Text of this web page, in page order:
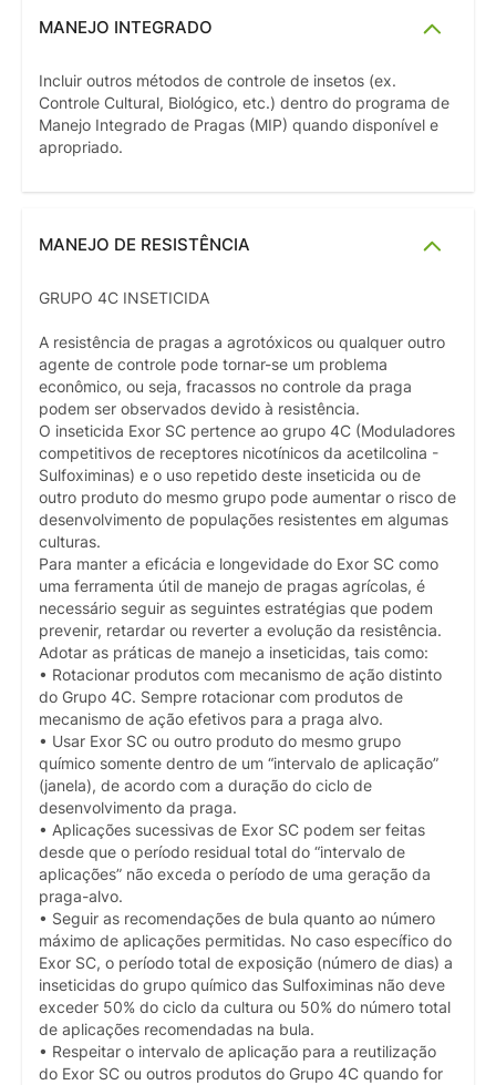
MANEJO INTEGRADO
Incluir outros métodos de controle de insetos (ex.
Controle Cultural, Biológico, etc.) dentro do programa de
Manejo Integrado de Pragas (MIP) quando disponível e
apropriado.
MANEJO DE RESISTÊNCIA
GRUPO 4C INSETICIDA
A resistência de pragas a agrotóxicos ou qualquer outro
agente de controle pode tornar-se um problema
econômico, ou seja, fracassos no controle da praga
podem ser observados devido à resistência.
O inseticida Exor SC pertence ao grupo 4C (Moduladores
competitivos de receptores nicotínicos da acetilcolina -
Sulfoximinas) e o uso repetido deste inseticida ou de
outro produto do mesmo grupo pode aumentar o risco de
desenvolvimento de populações resistentes em algumas
culturas.
Para manter a eficácia e longevidade do Exor SC como
uma ferramenta útil de manejo de pragas agrícolas, é
necessário seguir as seguintes estratégias que podem
prevenir, retardar ou reverter a evolução da resistência.
Adotar as práticas de manejo a inseticidas, tais como:
• Rotacionar produtos com mecanismo de ação distinto
do Grupo 4C. Sempre rotacionar com produtos de
mecanismo de ação efetivos para a praga alvo.
• Usar Exor SC ou outro produto do mesmo grupo
químico somente dentro de um “intervalo de aplicação”
(janela), de acordo com a duração do ciclo de
desenvolvimento da praga.
• Aplicações sucessivas de Exor SC podem ser feitas
desde que o período residual total do “intervalo de
aplicações” não exceda o período de uma geração da
praga-alvo.
• Seguir as recomendações de bula quanto ao número
máximo de aplicações permitidas. No caso específico do
Exor SC, o período total de exposição (número de dias) a
inseticidas do grupo químico das Sulfoximinas não deve
exceder 50% do ciclo da cultura ou 50% do número total
de aplicações recomendadas na bula.
• Respeitar o intervalo de aplicação para a reutilização
do Exor SC ou outros produtos do Grupo 4C quando for